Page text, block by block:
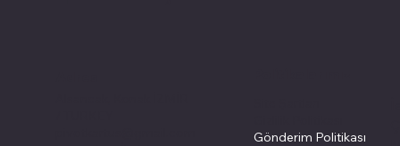
Gönderim Politikası